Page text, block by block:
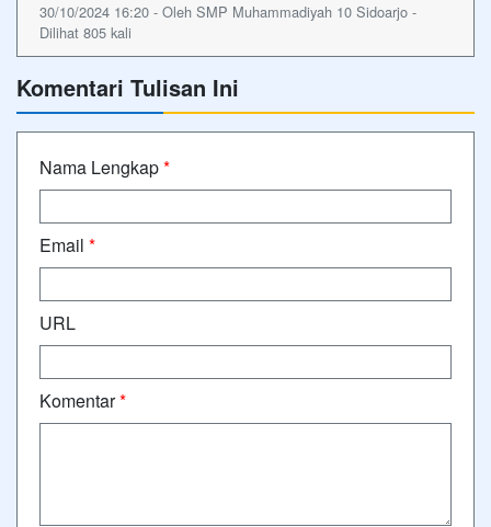
30/10/2024 16:20 - Oleh SMP Muhammadiyah 10 Sidoarjo -
Dilihat 805 kali
Komentari Tulisan Ini
Nama Lengkap*
Email *
URL
Komentar*